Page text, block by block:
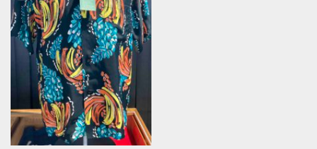
hinzufügen